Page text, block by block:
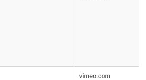
vimeo.com